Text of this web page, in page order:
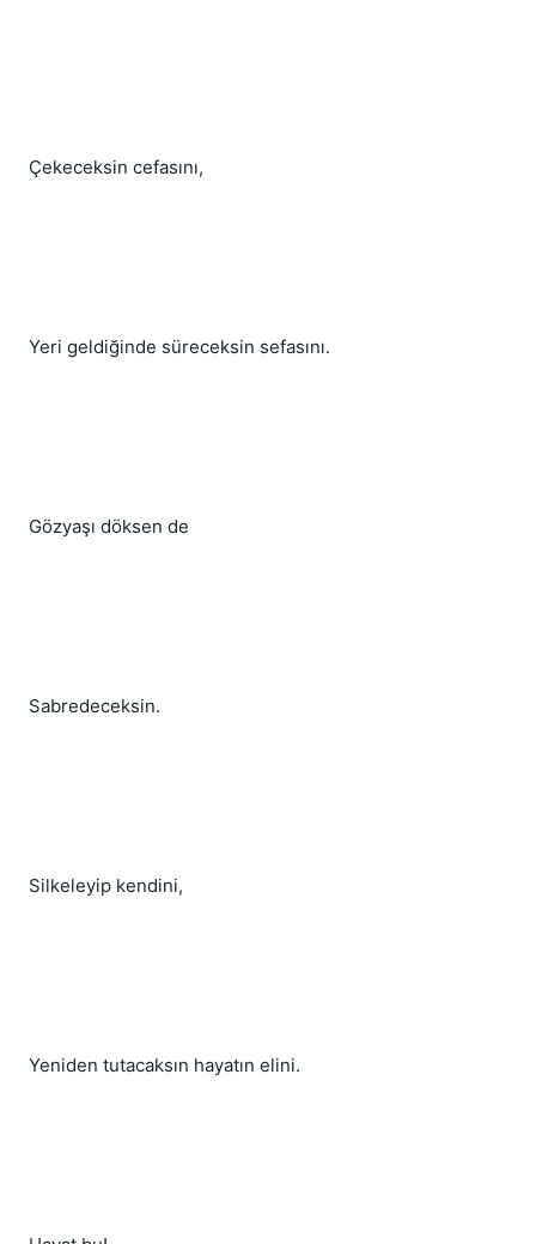
Çekeceksin cefasını,
Yeri geldiğinde süreceksin sefasını.
Gözyaşı döksen de
Sabredeceksin.
Silkeleyip kendini,
Yeniden tutacaksın hayatın elini.